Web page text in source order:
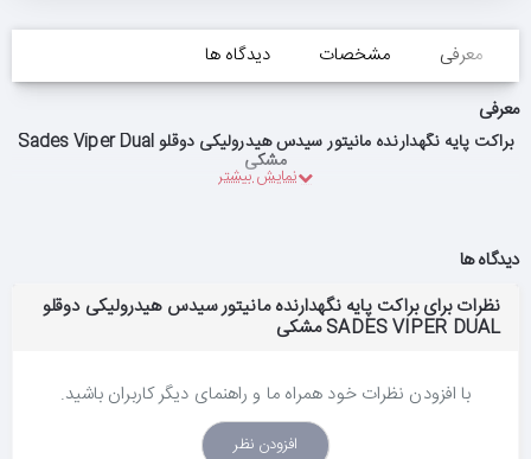
معرفی مشخصات
دیدگاه ها
معرفی
براکت پایه نگهدارنده مانیتور سیدس هیدرولیکی دوقلو Sades Viper Dual
مشکی
دیدگاه ها
نظرات برای براکت پایه نگهدارنده مانیتور سیدس هیدرولیکی دوقلو
SADES VIPER DUAL مشکی
با افزودن نظرات خود همراه ما و راهنمای دیگر کاربران باشید.
افزودن نظر